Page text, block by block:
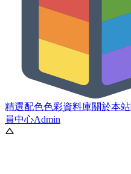
精選配色色彩資料庫關於本站
員中心Admin